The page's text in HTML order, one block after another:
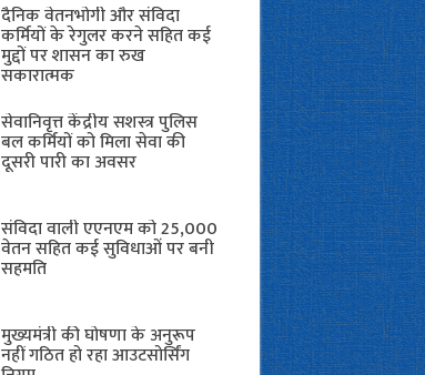
दैनिक वेतनभोगी और संविदा
कर्मियों के रेगुलर करने सहित कई
मुद्दों पर शासन का रुख
सकारात्मक
सेवानिवृत्त केंद्रीय सशस्त्र पुलिस
बल ​कर्मियों को मिला सेवा की
दूसरी पारी का अवसर
संविदा वाली एएनएम को 25,000
वेतन सहित कई सुविधाओं पर बनी
सहमति
मुख्यमंत्री की घोषणा के अनुरूप
नहीं गठित हो रहा आउटसोर्सिंग